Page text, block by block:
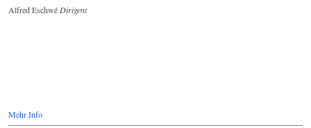
Alfred Eschwé Dirigent
Mehr Info